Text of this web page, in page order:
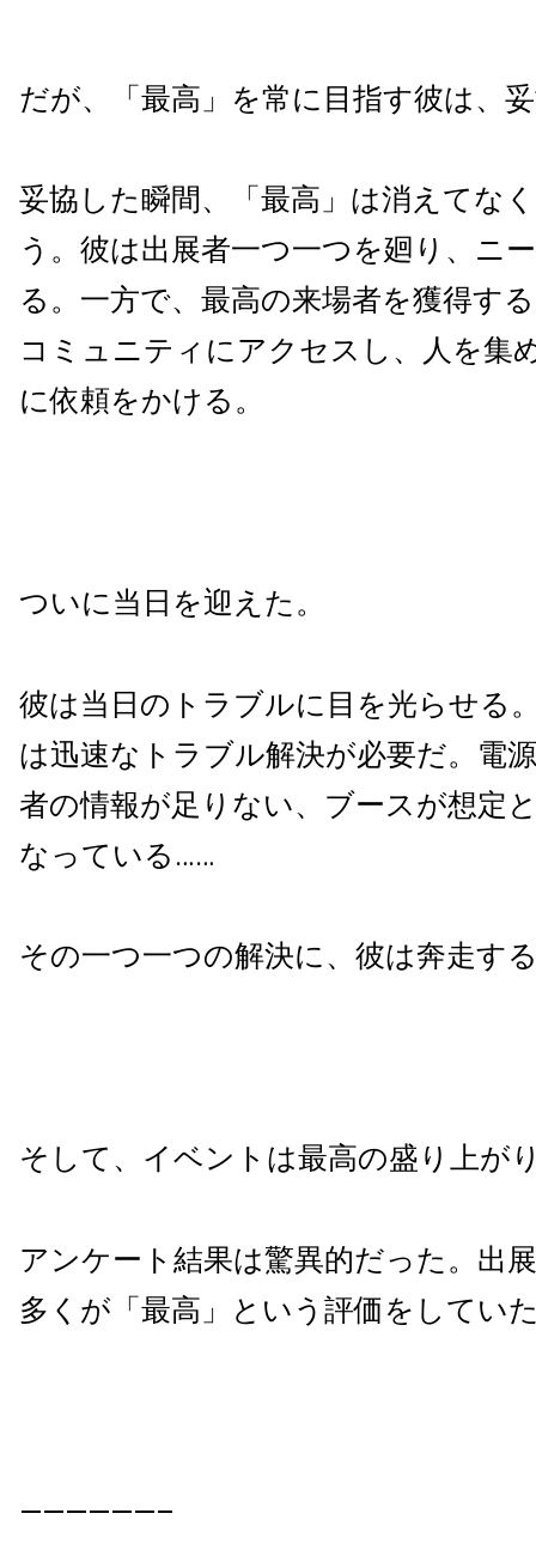
だが、「最高」を常に目指す彼は、
妥協した瞬間、「最高」は消えてな
う。彼は出展者一つ一つを廻り、ニ
る。一方で、最高の来場者を獲得す
コミュニティにアクセスし、人を集
に依頼をかける。
ついに当日を迎えた。
彼は当日のトラブルに目を光らせる
は迅速なトラブル解決が必要だ。電
者の情報が足りない、ブースが想定
なっている……
その一つ一つの解決に、彼は奔走す
そして、イベントは最高の盛り上が
アンケート結果は驚異的だった。出
多くが「最高」という評価をしてい
——————–